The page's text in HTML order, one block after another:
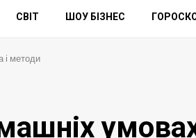
СВІТ ШОУ БІЗНЕС
і методи